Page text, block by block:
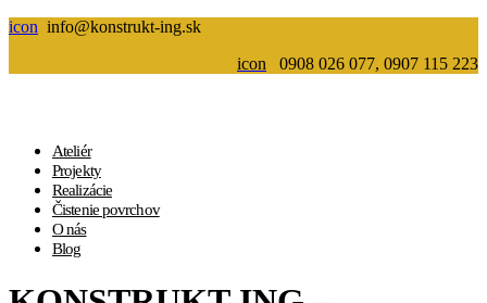
icon info@konstrukt-ing.sk
icon 0908 026 077, 0907 115 223
Ateliér
Projekty
Realizácie
Čistenie povrchov
O nás
Blog